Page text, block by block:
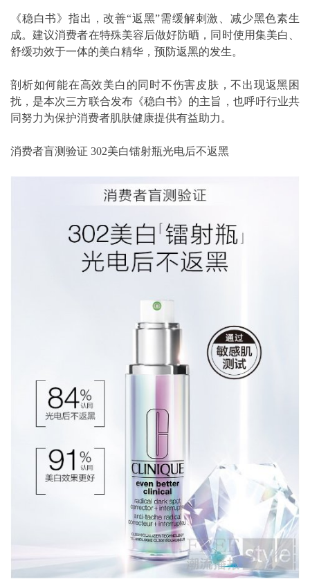
《稳白书》指出，改善“返黑”需缓解刺激、减少黑色素生
成。建议消费者在特殊美容后做好防晒，同时使用集美白、
舒缓功效于一体的美白精华，预防返黑的发生。
剖析如何能在高效美白的同时不伤害皮肤，不出现返黑困
扰，是本次三方联合发布《稳白书》的主旨，也呼吁行业共
同努力为保护消费者肌肤健康提供有益助力。
消费者盲测验证 302美白镭射瓶光电后不返黑